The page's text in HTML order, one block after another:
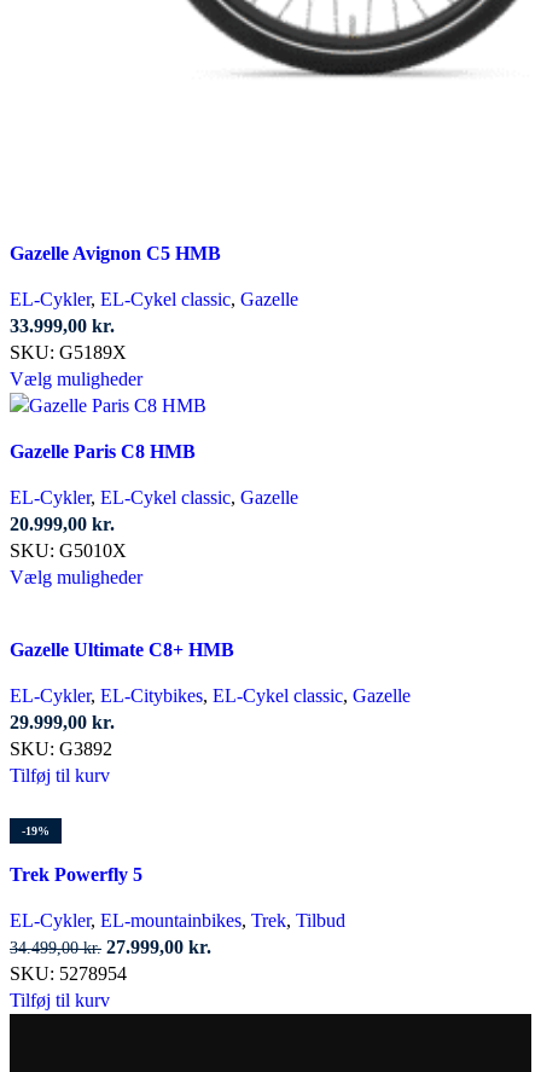
Gazelle Avignon C5 HMB
EL-Cykler, EL-Cykel classic, Gazelle
33.999,00 kr.
SKU: G5189X
Vælg mulighederDette
vare
flere
Mulighederne
Gazelle Paris C8 HMB
EL-Cykler, EL-Cykel classic, Gazelle
20.999,00 kr.
SKU: G5010X
Vælg mulighederDette
flere
Mulighederne
Gazelle Ultimate C8+ HMB
EL-Cykler, EL-Citybikes, EL-Cykel classic, Gazelle
29.999,00 kr.
SKU: G3892
Tilføj til kurv
-19%
Trek Powerfly 5
EL-Cykler, EL-mountainbikes, Trek, Tilbud
34.499,00kr. Den
oprindelige
pris
27.999,00 kr.
SKU: 5278954
Tilføj til kurv